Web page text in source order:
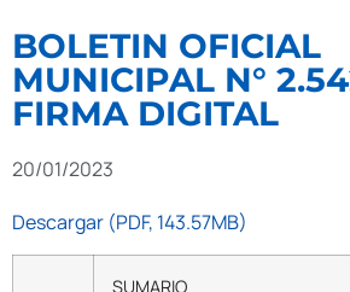
BOLETIN OFICIAL
MUNICIPAL N°
FIRMA DIGITAL
20/01/2023
Descargar (PDF, 143.57MB)
SUMARIO